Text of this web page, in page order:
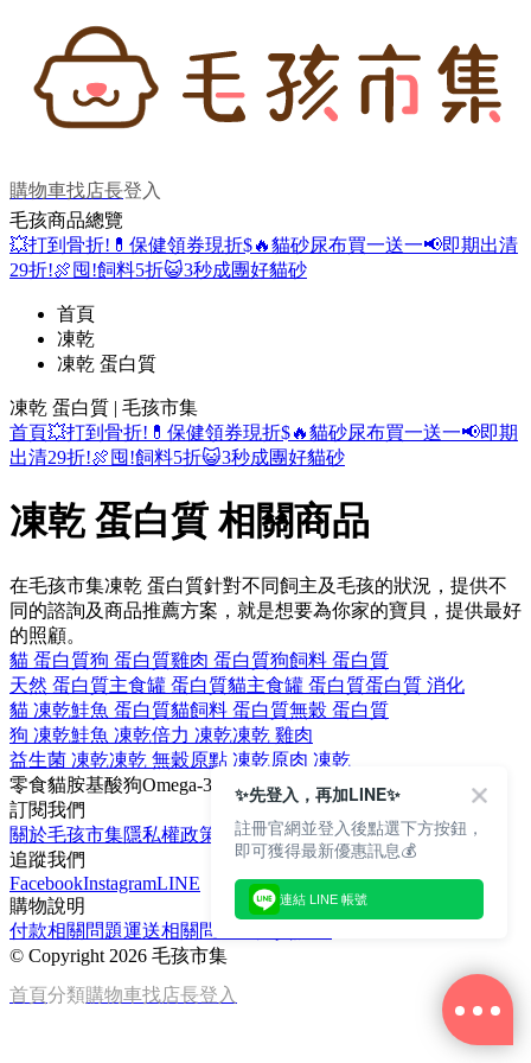
購物車找店長登入
毛孩商品總覽
💥打到骨折! 💊保健領券現折$🔥貓砂尿布買一送一📢即期出清
29折!🍖囤!飼料5折😺3秒成團好貓砂
首頁
凍乾
凍乾 蛋白質
凍乾 蛋白質 | 毛孩市集
首頁💥打到骨折! 💊保健領券現折$🔥貓砂尿布買一送一📢即期
出清29折!🍖囤!飼料5折😺3秒成團好貓砂
凍乾 蛋白質 相關商品
在毛孩市集凍乾 蛋白質針對不同飼主及毛孩的狀況，提供不
同的諮詢及商品推薦方案，就是想要為你家的寶貝，提供最好
的照顧。
貓 蛋白質狗 蛋白質雞肉 蛋白質狗飼料 蛋白質
天然 蛋白質主食罐 蛋白質貓主食罐 蛋白質蛋白質 消化
貓 凍乾鮭魚 蛋白質貓飼料 蛋白質無穀 蛋白質
狗 凍乾鮭魚 凍乾倍力 凍乾凍乾 雞肉
益生菌 凍乾凍乾 無穀原點 凍乾原肉 凍乾
零食貓胺基酸狗Omega-3
訂閱我們
關於毛孩市集隱私權政策
文章
追蹤我們
FacebookInstagramLINE
購物說明
付款相關問題運送相關問題
© Copyright 2026 毛孩市集
首頁分類購物車找店長登入
✨先登入，再加LINE✨
註冊官網並登入後點選下方按鈕，
即可獲得最新優惠訊息💰
連結 LINE 帳號